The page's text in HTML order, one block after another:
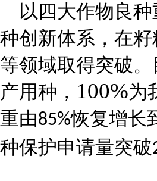
以四大作物良
种创新体系，在
等领域取得突破
产用种， 100%为
重由85%恢复增长
种保护申请量突破